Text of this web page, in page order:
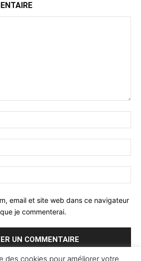
email et site web dans ce navigateur
je commenterai.
des cookies pour améliorer votre